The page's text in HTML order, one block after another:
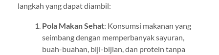
langkah yang dapat diambil:
Pola Makan Sehat: Konsumsi makanan yang
seimbang dengan memperbanyak sayuran,
buah-buahan, biji-bijian, dan protein tanpa